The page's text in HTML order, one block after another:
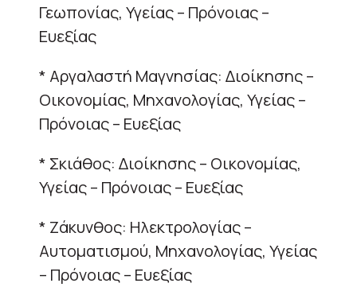
Γεωπονίας, Υγείας – Πρόνοιας –
Ευεξίας
* Αργαλαστή Μαγνησίας: Διοίκησης –
Οικονομίας, Μηχανολογίας, Υγείας –
Πρόνοιας – Ευεξίας
* Σκιάθος: Διοίκησης – Οικονομίας,
Υγείας – Πρόνοιας – Ευεξίας
* Ζάκυνθος: Ηλεκτρολογίας –
Αυτοματισμού, Μηχανολογίας, Υγείας
– Πρόνοιας – Ευεξίας